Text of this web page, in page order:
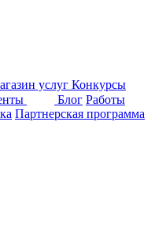
услуг Конкурсы
Блог Работы
Партнерская программа